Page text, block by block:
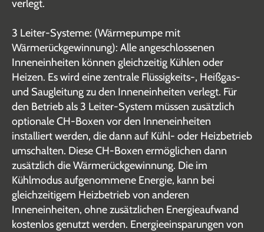
verlegt.
3 Leiter-Systeme: (Wärmepumpe mit
Wärmerückgewinnung): Alle angeschlossenen
Inneneinheiten können gleichzeitig Kühlen oder
Heizen. Es wird eine zentrale Flüssigkeits-, Heißgas-
und Saugleitung zu den Inneneinheiten verlegt. Für
den Betrieb als 3 Leiter-System müssen zusätzlich
optionale CH-Boxen vor den Inneneinheiten
installiert werden, die dann auf Kühl- oder Heizbetrieb
umschalten. Diese CH-Boxen ermöglichen dann
zusätzlich die Wärmerückgewinnung. Die im
Kühlmodus aufgenommene Energie, kann bei
gleichzeitigem Heizbetrieb von anderen
Inneneinheiten, ohne zusätzlichen Energieaufwand
kostenlos genutzt werden. Energieeinsparungen von